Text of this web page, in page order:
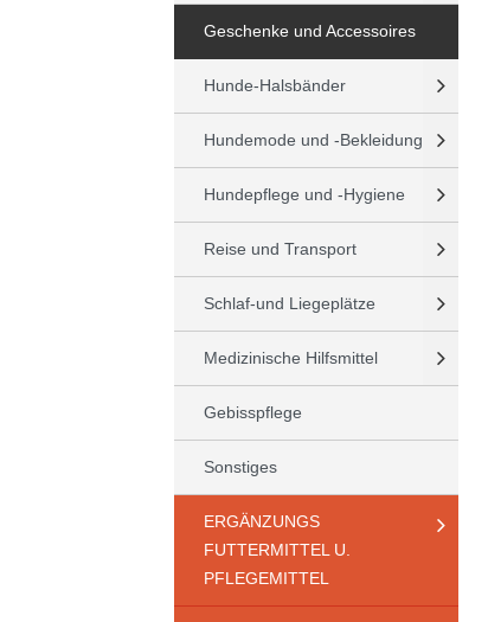
Geschenke und Accessoires
Hunde-Halsbänder
Hundemode und -Bekleidung
Hundepflege und -Hygiene
Reise und Transport
Schlaf-und Liegeplätze
Medizinische Hilfsmittel
Gebisspflege
Sonstiges
ERGÄNZUNGS
FUTTERMITTEL U.
PFLEGEMITTEL